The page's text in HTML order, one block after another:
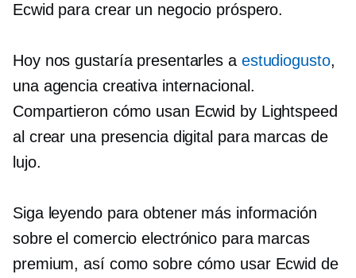
Ecwid para crear un negocio próspero.
Hoy nos gustaría presentarles a estudiogusto,
una agencia creativa internacional.
Compartieron cómo usan Ecwid by Lightspeed
al crear una presencia digital para marcas de
lujo.
Siga leyendo para obtener más información
sobre el comercio electrónico para marcas
premium, así como sobre cómo usar Ecwid de